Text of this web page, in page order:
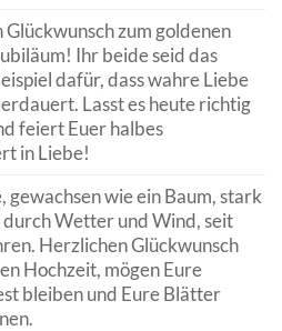
zum goldenen
Ihr beide seid das
dafür, dass wahre Liebe
Lasst es heute richtig
feiert Euer halbes
in Liebe!
gewachsen wie ein Baum, stark
durch Wetter und Wind, seit
Herzlichen Glückwunsch
Hochzeit, mögen Eure
bleiben und Eure Blätter